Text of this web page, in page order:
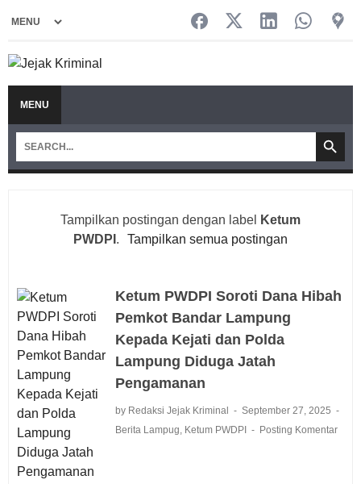
MENU
Tampilkan postingan dengan label
Ketum
PWDPI . Tampilkan semua postingan
Ketum PWDPI Soroti Dana Hibah
Pemkot Bandar Lampung
Kepada Kejati dan Polda
Lampung Diduga Jatah
Pengamanan
by Redaksi Jejak Kriminal
September 27, 2025
Berita Lampug Ketum PWDPI Posting Komentar